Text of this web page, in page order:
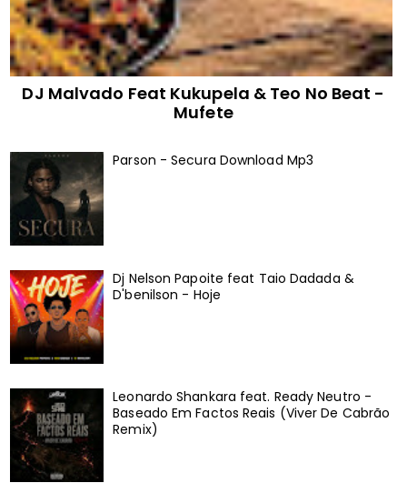
DJ Malvado Feat Kukupela & Teo No Beat -
Mufete
Parson - Secura Download Mp3
Dj Nelson Papoite feat Taio Dadada &
D'benilson - Hoje
Leonardo Shankara feat. Ready Neutro -
Baseado Em Factos Reais (Viver De Cabrão
Remix)